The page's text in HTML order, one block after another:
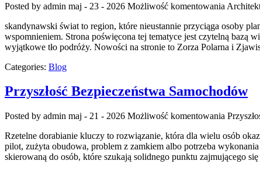
Posted by admin maj - 23 - 2026 Możliwość komentowania
skandynawski świat to region, które nieustannie przyciąga osoby
wspomnieniem. Strona poświęcona tej tematyce jest czytelną
wyjątkowe tło podróży. Nowości na stronie to Zorza Polarna i
Categories: Blog
Przyszłość Bezpieczeństwa Samochodów
Posted by admin maj - 21 - 2026 Możliwość komentowania
Rzetelne dorabianie kluczy to rozwiązanie, która dla wielu osób
pilot, zużyta obudowa, problem z zamkiem albo potrzeba
skierowaną do osób, które szukają solidnego punktu zajmującego